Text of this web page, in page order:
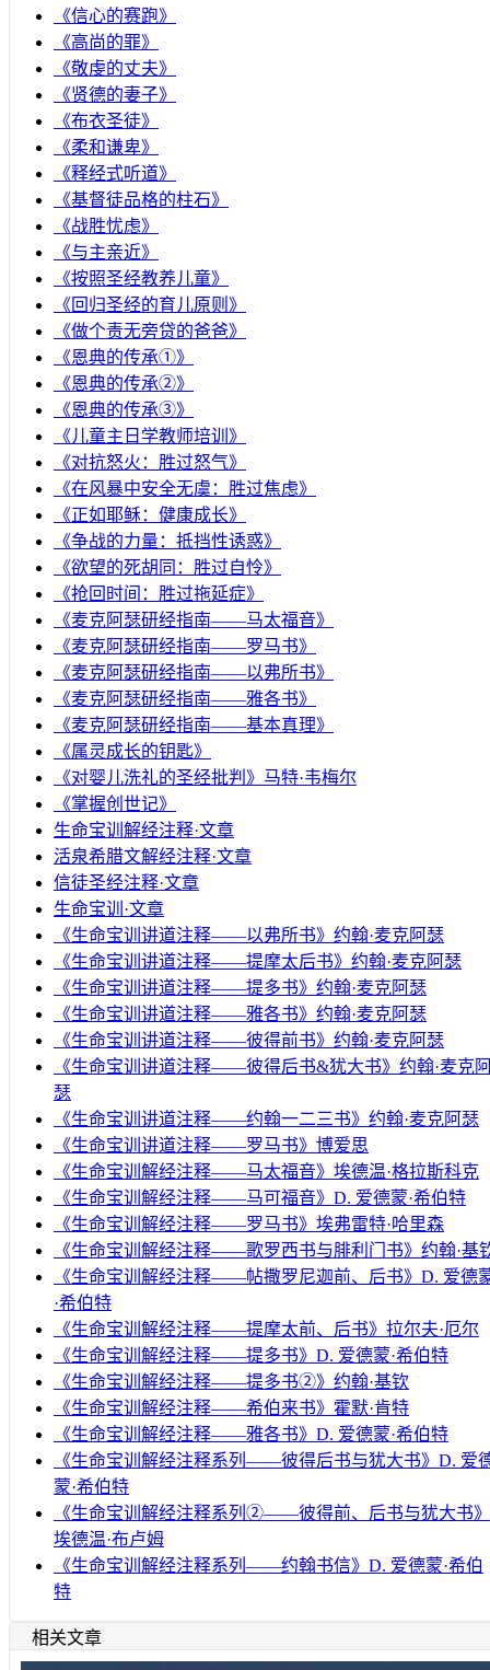
《信心的赛跑》
《高尚的罪》
《敬虔的丈夫》
《贤德的妻子》
《布衣圣徒》
《柔和谦卑》
《释经式听道》
《基督徒品格的柱石》
《战胜忧虑》
《与主亲近》
《按照圣经教养儿童》
《回归圣经的育儿原则》
《做个责无旁贷的爸爸》
《恩典的传承①》
《恩典的传承②》
《恩典的传承③》
《儿童主日学教师培训》
《对抗怒火：胜过怒气》
《在风暴中安全无虞：胜过焦虑》
《正如耶稣：健康成长》
《争战的力量：抵挡性诱惑》
《欲望的死胡同：胜过自怜》
《抢回时间：胜过拖延症》
《麦克阿瑟研经指南——马太福音》
《麦克阿瑟研经指南——罗马书》
《麦克阿瑟研经指南——以弗所书》
《麦克阿瑟研经指南——雅各书》
《麦克阿瑟研经指南——基本真理》
《属灵成长的钥匙》
《对婴儿洗礼的圣经批判》马特·韦梅尔
《掌握创世记》
生命宝训解经注释·文章
活泉希腊文解经注释·文章
信徒圣经注释·文章
生命宝训·文章
《生命宝训讲道注释——以弗所书》约翰·麦克阿瑟
《生命宝训讲道注释——提摩太后书》约翰·麦克阿瑟
《生命宝训讲道注释——提多书》约翰·麦克阿瑟
《生命宝训讲道注释——雅各书》约翰·麦克阿瑟
《生命宝训讲道注释——彼得前书》约翰·麦克阿瑟
《生命宝训讲道注释——彼得后书&犹大书》约翰·麦克
瑟
《生命宝训讲道注释——约翰一二三书》约翰·麦克阿瑟
《生命宝训讲道注释——罗马书》博爱思
《生命宝训解经注释——马太福音》埃德温·格拉斯科克
《生命宝训解经注释——马可福音》D. 爱德蒙·希伯特
《生命宝训解经注释——罗马书》埃弗雷特·哈里森
《生命宝训解经注释——歌罗西书与腓利门书》约翰·基
《生命宝训解经注释——帖撒罗尼迦前、后书》D. 爱德
·希伯特
《生命宝训解经注释——提摩太前、后书》拉尔夫·厄尔
《生命宝训解经注释——提多书》D. 爱德蒙·希伯特
《生命宝训解经注释——提多书②》约翰·基钦
《生命宝训解经注释——希伯来书》霍默·肯特
《生命宝训解经注释——雅各书》D. 爱德蒙·希伯特
《生命宝训解经注释系列——彼得后书与犹大书》D. 爱
蒙·希伯特
《生命宝训解经注释系列②——彼得前、后书与犹大书》
埃德温·布卢姆
《生命宝训解经注释系列——约翰书信》D. 爱德蒙·希伯
特
相关文章